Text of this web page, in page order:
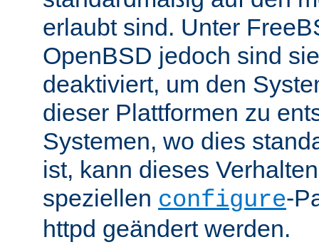
erlaubt sind. Unter
OpenBSD jedoch sind
deaktiviert, um den
dieser Plattformen zu
Systemen, wo dies
ist, kann dieses
speziellen configure-
httpd geändert werden.